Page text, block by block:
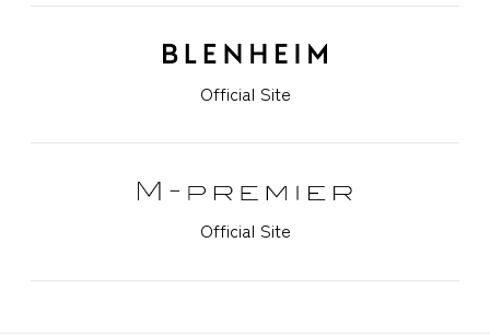
Official Site
Official Site